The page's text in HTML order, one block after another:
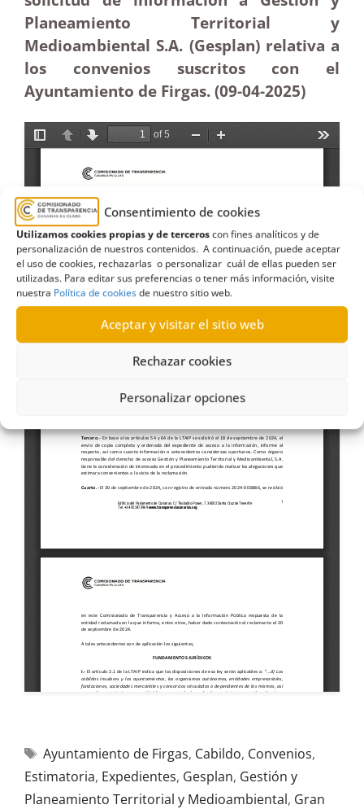
Consentimiento de cookies
Utilizamos cookies propias y de terceroscon fines analíticos y de
personalización de nuestros contenidos. A continuación, puede aceptar
el uso de cookies, rechazarlas o personalizar cuál de ellas pueden ser
utilizadas. Para editar sus preferencias o tener más información, visite
nuestra Política de cookiesde nuestro sitio web.
Aceptar y visitar el sitio web
Rechazar cookies
Personalizar opciones
Planeamiento Territorial y
Medioambiental S.A. (Gesplan) relativa a
los convenios suscritos con el
Ayuntamiento de Firgas. (09-04-2025)
Ayuntamiento de Firgas, Cabildo, Convenios,
Estimatoria, Expedientes, Gesplan, Gestión y
Planeamiento Territorial y Medioambiental, Gran